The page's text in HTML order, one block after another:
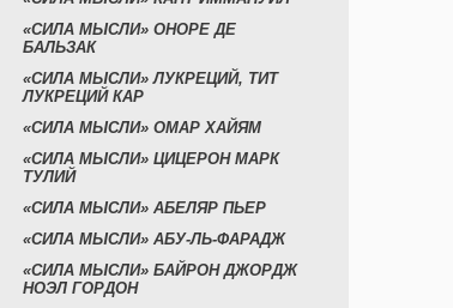
«СИЛА МЫСЛИ» ОНОРЕ ДЕ
БАЛЬЗАК
«СИЛА МЫСЛИ» ЛУКРЕЦИЙ, ТИТ
ЛУКРЕЦИЙ КАР
«СИЛА МЫСЛИ» ОМАР ХАЙЯМ
«СИЛА МЫСЛИ» ЦИЦЕРОН МАРК
ТУЛИЙ
«СИЛА МЫСЛИ» АБЕЛЯР ПЬЕР
«СИЛА МЫСЛИ» АБУ-ЛЬ-ФАРАДЖ
«СИЛА МЫСЛИ» БАЙРОН ДЖОРДЖ
НОЭЛ ГОРДОН